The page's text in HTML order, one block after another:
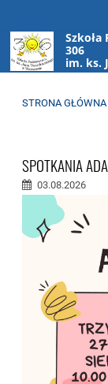
306
im. ks.
STRONA GŁÓWNA
SPOTKANIA
03.08.2026